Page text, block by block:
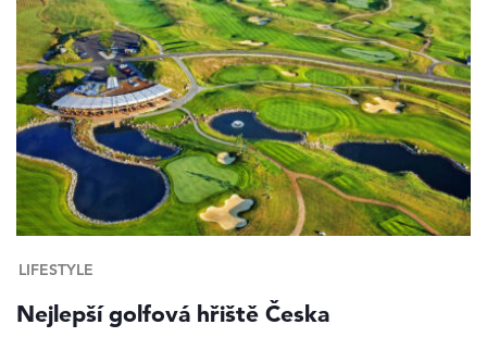
LIFESTYLE
Nejlepší golfová hřiště Česka